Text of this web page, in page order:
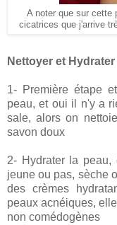
A noter que sur cette
cicatrices que j'arrive
Nettoyer et Hydrater
1- Première étape
peau, et oui il n'y a
sale, alors on
savon doux
2- Hydrater la
jeune ou pas, sèche
des crèmes
peaux acnéiques,
non comédogènes